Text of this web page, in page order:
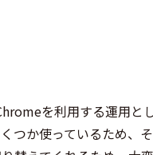
を利用する運用とし
つか使っているため、